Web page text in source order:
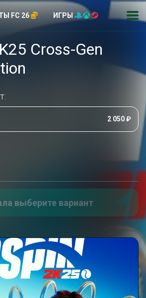
FC 26 ИГРЫ
Cross-Gen
2 050 ₽
выберите вариант